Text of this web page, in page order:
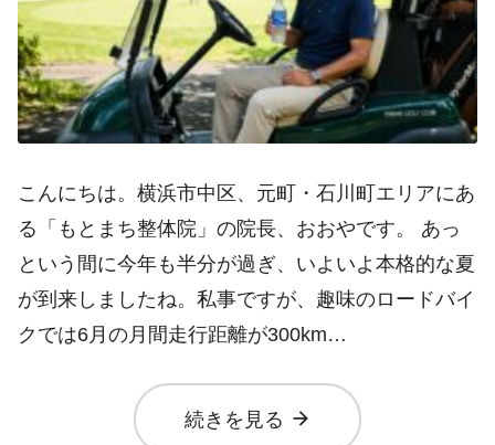
こんにちは。横浜市中区、元町・石川町エリアにあ
る「もとまち整体院」の院長、おおやです。 あっ
という間に今年も半分が過ぎ、いよいよ本格的な夏
が到来しましたね。私事ですが、趣味のロードバイ
クでは6月の月間走行距離が300km…
続きを見る arrow_forward